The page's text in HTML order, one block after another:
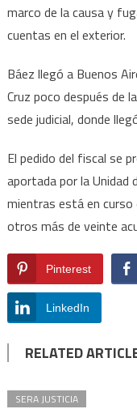
marco de la causa y
cuentas en el exterior.
Báez llegó a Buenos
Cruz poco después de
sede judicial, donde
El pedido del fiscal se
aportada por la Unidad
mientras está en
otros más de veinte
Pinterest
LinkedIn
RELATED
SERA JUSTICIA